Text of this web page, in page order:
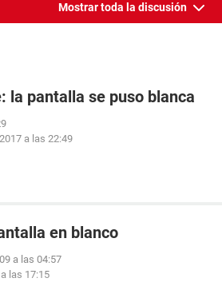
Mostrar toda la discusión
la pantalla se puso blanca
a las 22:49
en blanco
a las 04:57
las 17:15